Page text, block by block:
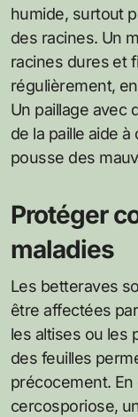
humide, surtout
des racines. Un
racines dures et
régulièrement,
Un paillage avec
de la paille aide
pousse des
Protéger
maladies
Les betteraves
être affectées
les altises ou les
des feuilles
précocement.
cercosporiose,